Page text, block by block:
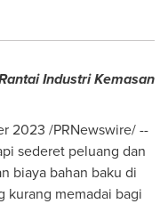
Industri Kemasan
2023 /PRNewswire/ --
sederet peluang dan
biaya bahan baku di
kurang memadai bagi